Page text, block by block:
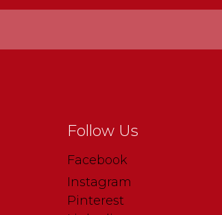
Follow Us
Facebook
Instagram
Pinterest